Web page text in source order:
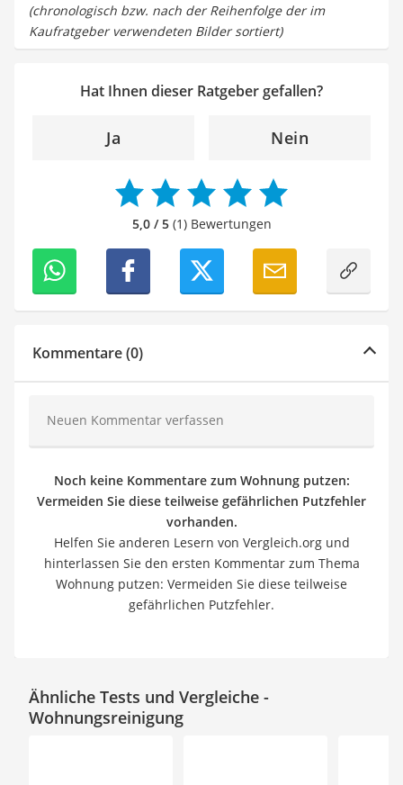
(chronologisch bzw. nach der Reihenfolge der im
Kaufratgeber verwendeten Bilder sortiert)
Hat Ihnen dieser Ratgeber gefallen?
Ja Nein
5,0 / 5(1) Bewertungen
Kommentare (0)
Neuen Kommentar verfassen
Noch keine Kommentare zum Wohnung putzen:
Vermeiden Sie diese teilweise gefährlichen Putzfehler
vorhanden.
Helfen Sie anderen Lesern von Vergleich.org und
hinterlassen Sie den ersten Kommentar zum Thema
Wohnung putzen: Vermeiden Sie diese teilweise
gefährlichen Putzfehler.
Ähnliche Tests und Vergleiche -
Wohnungsreinigung